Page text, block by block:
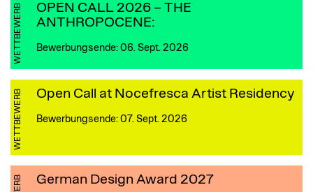
WETTBEWERB
OPEN CALL 2026 – THE
ANTHROPOCENE:
Bewerbungsende: 06. Sept. 2026
WETTBEWERB Open Call at Nocefresca Artist Residency
Bewerbungsende: 07. Sept. 2026
German Design Award 2027